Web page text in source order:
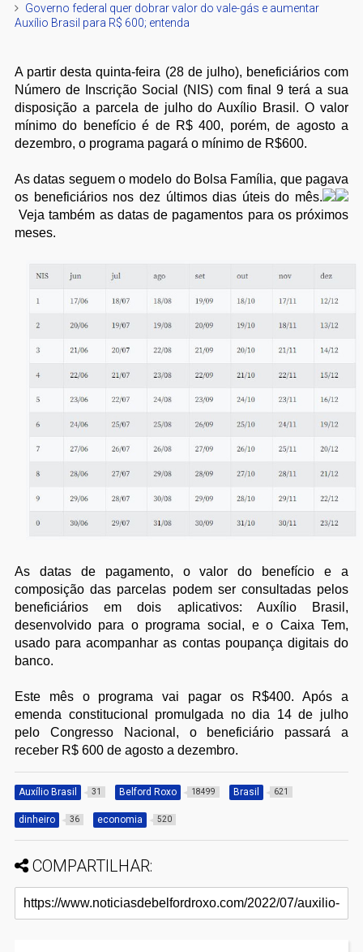
Governo federal quer dobrar valor do vale-gás e aumentar
Auxílio Brasil para R$ 600; entenda
A partir desta quinta-feira (28 de julho), beneficiários com
Número de Inscrição Social (NIS) com final 9 terá a sua
disposição a parcela de julho do Auxílio Brasil. O valor
mínimo do benefício é de R$ 400, porém, de agosto a
dezembro, o programa pagará o mínimo de R$600.
As datas seguem o modelo do Bolsa Família, que pagava
os beneficiários nos dez últimos dias úteis do mês.
Veja também as datas de pagamentos para os próximos
meses.
As datas de pagamento, o valor do benefício e a
composição das parcelas podem ser consultadas pelos
beneficiários em dois aplicativos: Auxílio Brasil,
desenvolvido para o programa social, e o Caixa Tem,
usado para acompanhar as contas poupança digitais do
banco.
Este mês o programa vai pagar os R$400. Após a
emenda constitucional promulgada no dia 14 de julho
pelo Congresso Nacional, o beneficiário passará a
receber R$ 600 de agosto a dezembro.
Auxílio Brasil 31 Belford Roxo 18499 Brasil 621
dinheiro 36 economia 520
COMPARTILHAR: